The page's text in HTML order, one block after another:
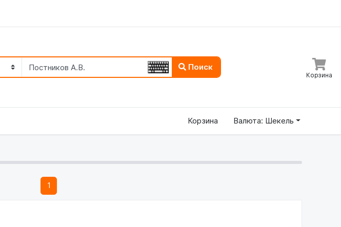
Поиск
Корзина
Корзина Валюта: Шекель
1